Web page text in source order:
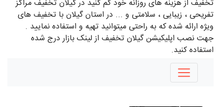
تخفیف از هزینه های روزانه خود کم کنید در گیلان تخفیف مراکز
تفریحی ، زیبایی ، سلامتی و ... در استان گیلان با تخفیف های
ویژه ارائه شده که به راحتی میتوانید تهیه و استفاده نمایید .
جهت نصب اپلیکیشن گیلان تخفیف از لینک بازار درج شده
استفاده کنید.